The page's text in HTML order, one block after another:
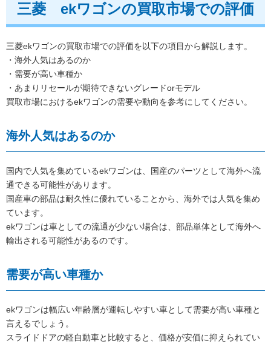
三菱 ekワゴンの買取市場での評価
三菱ekワゴンの買取市場での評価を以下の項目から解説します。
・海外人気はあるのか
・需要が高い車種か
・あまりリセールが期待できないグレードorモデル
買取市場におけるekワゴンの需要や動向を参考にしてください。
海外人気はあるのか
国内で人気を集めているekワゴンは、国産のパーツとして海外へ流
通できる可能性があります。
国産車の部品は耐久性に優れていることから、海外では人気を集め
ています。
ekワゴンは車としての流通が少ない場合は、部品単体として海外へ
輸出される可能性があるのです。
需要が高い車種か
ekワゴンは幅広い年齢層が運転しやすい車として需要が高い車種と
言えるでしょう。
スライドドアの軽自動車と比較すると、価格が安価に抑えられてい